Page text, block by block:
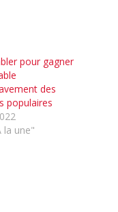
pour gagner
des
populaires
la une"